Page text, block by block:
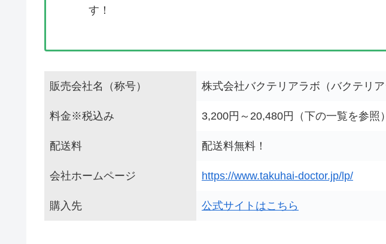
す！
販売会社名（称号） 株式会社バクテリアラボ（バクテリア
料金※税込み 3,200円～20,480円（下の一覧を参照）
配送料 配送料無料！
会社ホームページ https://www.takuhai-doctor.jp/lp/
購入先 公式サイトはこちら